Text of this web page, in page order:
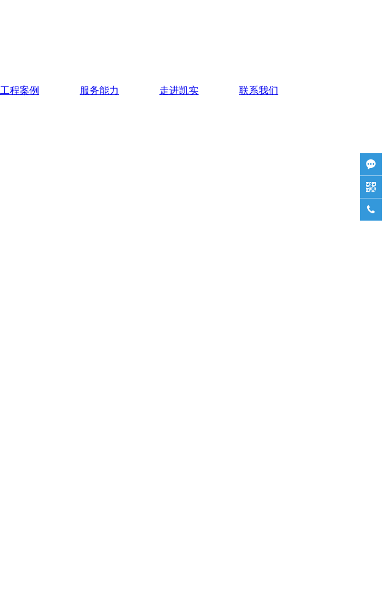
工程案例 服务能力 走进凯实 联系我们


